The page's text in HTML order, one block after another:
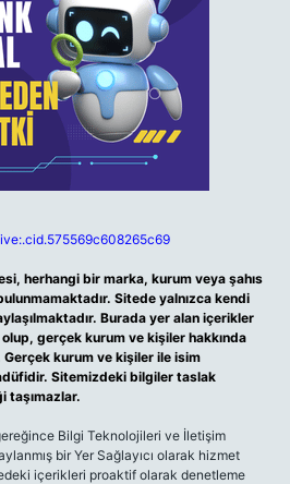
herhangi bir marka, kurum veya şahıs
Sitede yalnızca kendi
Burada yer alan içerikler
gerçek kurum ve kişiler hakkında
Gerçek kurum ve kişiler ile isim
Sitemizdeki bilgiler taslak
taşımazlar.
Bilgi Teknolojileri ve İletişim
bir Yer Sağlayıcı olarak hizmet
içerikleri proaktif olarak denetleme